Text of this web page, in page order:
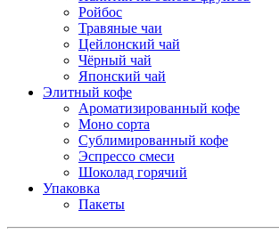
Ройбос
Травяные чаи
Цейлонский чай
Чёрный чай
Японский чай
Элитный кофе
Ароматизированный кофе
Моно сорта
Сублимированный кофе
Эспрессо смеси
Шоколад горячий
Упаковка
Пакеты